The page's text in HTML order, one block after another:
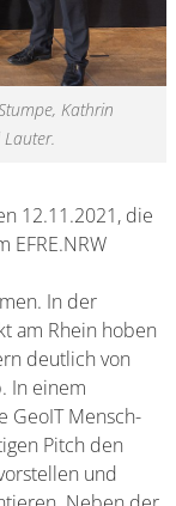
Kathrin
12.11.2021, die
EFRE.NRW
In der
am Rhein hoben
deutlich von
In einem
GeoIT Mensch-
Pitch den
und